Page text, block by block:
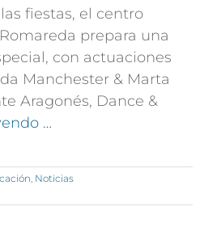
fiestas, el centro
prepara una
con actuaciones
Manchester & Marta
Aragonés, Dance &
…
Noticias